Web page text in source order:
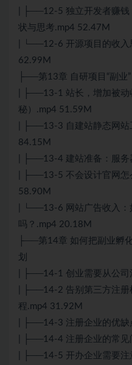
| ├──12-5 独立开发者赚
状与思考.mp4 52.47M
| └──12-6 开源项目的收入
62.99M
├──第13章 自研项目“副业
| ├──13-1 站长，增加被
秘）.mp4 51.59M
| ├──13-3 自建站静态网站
84.15M
| ├──13-4 建站准备：服
| ├──13-5 不会设计官网
58.90M
| └──13-6 网站广告收入：
吗？.mp4 20.18M
├──第14章 如何把副业孵
划
| ├──14-1 创业需要从公
| ├──14-2 告别第三方注册
程.mp4 31.92M
| ├──14-3 注册企业的优缺
| ├──14-4 注册企业的常见
| ├──14-5 开办企业需要